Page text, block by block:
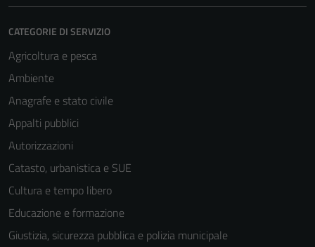
CATEGORIE DI SERVIZIO
Agricoltura e pesca
Ambiente
Anagrafe e stato civile
Appalti pubblici
Autorizzazioni
Catasto, urbanistica e SUE
Cultura e tempo libero
Educazione e formazione
Giustizia, sicurezza pubblica e polizia municipale